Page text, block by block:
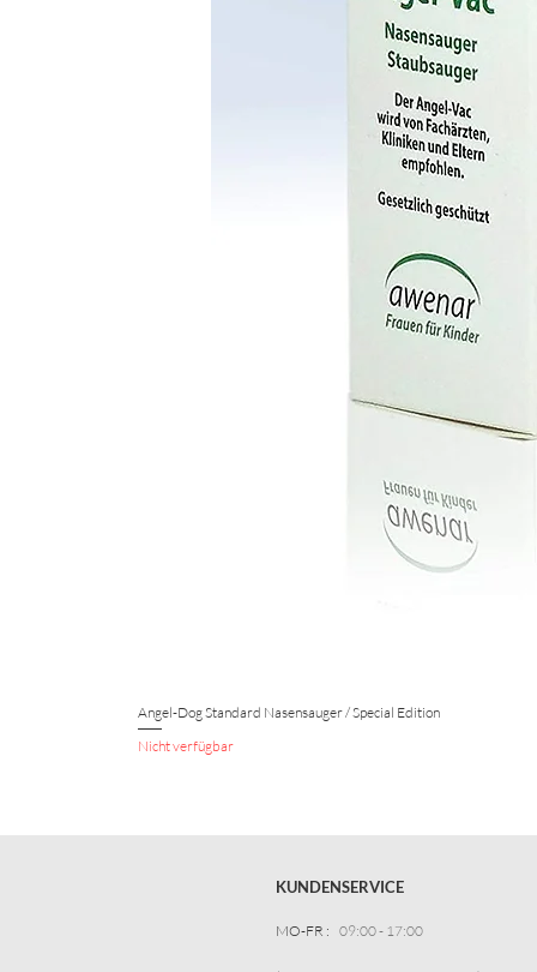
Angel-Dog Standard Nasensauger / Special Edition
Nicht verfügbar
KUNDENSERVICE
MO-FR : 09:00 - 17:00